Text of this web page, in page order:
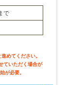
で
めてください。
ていただく場合が
が必要。